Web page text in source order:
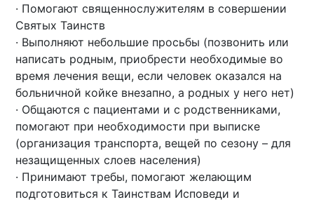
· Помогают священнослужителям в совершении
Святых Таинств
· Выполняют небольшие просьбы (позвонить или
написать родным, приобрести необходимые во
время лечения вещи, если человек оказался на
больничной койке внезапно, а родных у него нет)
· Общаются с пациентами и с родственниками,
помогают при необходимости при выписке
(организация транспорта, вещей по сезону – для
незащищенных слоев населения)
· Принимают требы, помогают желающим
подготовиться к Таинствам Исповеди и